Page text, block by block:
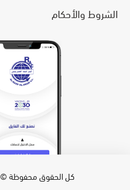
الشروط والأحكام
كل الحقوق محفوظة © 2025، لشركة الرائد العربي